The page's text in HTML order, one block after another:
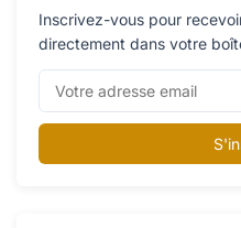
Inscrivez-vous pour
directement dans votre